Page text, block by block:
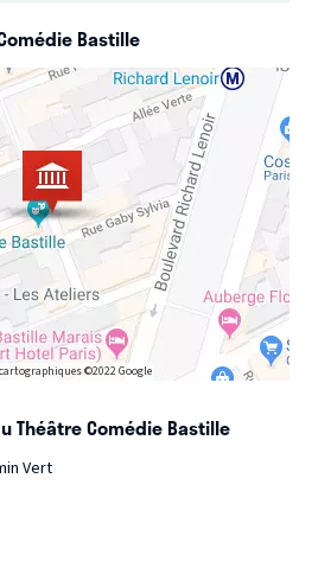
Bastille
©2022 Google
Théâtre Comédie Bastille
Vert